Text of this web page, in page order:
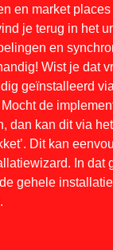
en market
je terug in het
en
Wist je dat
geïnstalleerd
de
dan kan dit via het
Dit kan
In dat
gehele